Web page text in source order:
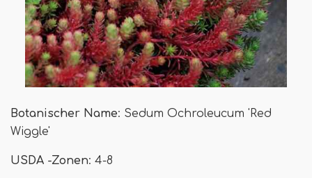
Botanischer Name: Sedum Ochroleucum 'Red
Wiggle'
USDA -Zonen: 4-8